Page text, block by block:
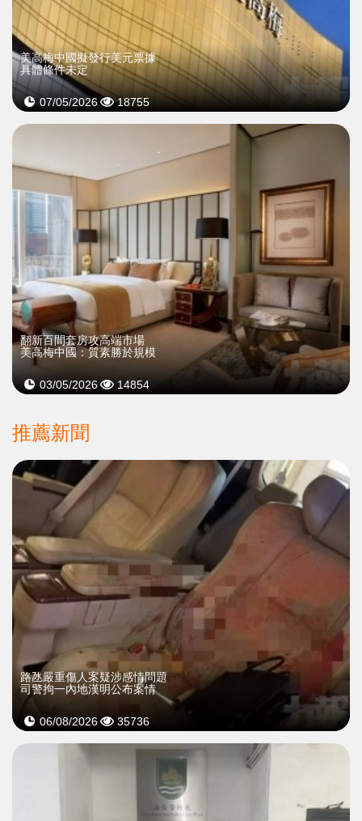
美高梅中國擬發行美元票據
具體條件未定
07/05/2026 18755
翻新百間套房攻高端市場
美高梅中國：質素勝於規模
03/05/2026 14854
推薦新聞
​路氹嚴重傷人案疑涉感情問題
司警拘一內地漢明公布案情
06/08/2026 35736